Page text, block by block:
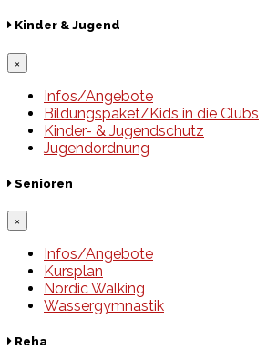
Kinder & Jugend
×
Infos/Angebote
Bildungspaket/Kids in die Clubs
Kinder- & Jugendschutz
Jugendordnung
Senioren
×
Infos/Angebote
Kursplan
Nordic Walking
Wassergymnastik
Reha